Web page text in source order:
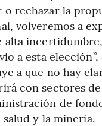
o rechazar la
volveremos a
alta
a esta elección”,
a que no hay
con sectores
de
y la minería.